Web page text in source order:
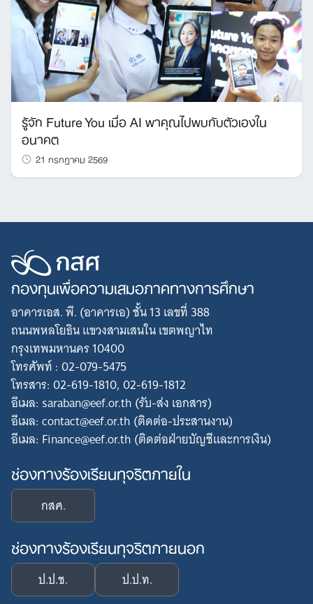
รู้จัก Future You เมื่อ AI พาคุณไปพบกับตัวเองใน
อนาคต
21 กรกฎาคม 2569
กองทุนเพื่อความเสมอภาคทางการศึกษา
อาคารเอส. พี. (อาคารเอ) ชั้น 13 เลขที่ 388
ถนนพหลโยธิน แขวงสามเสนใน เขตพญาไท
กรุงเทพมหานคร 10400
โทรศัพท์ : 02-079-5475
โทรสาร: 02-619-1810, 02-619-1812
อีเมล: saraban@eef.or.th (รับ-ส่ง เอกสาร)
อีเมล: contact@eef.or.th (ติดต่อ-ประสานงาน)
อีเมล: Finance@eef.or.th (ติดต่อฝ่ายบัญชีและการเงิน)
ช่องทางร้องเรียนทุจริตภายใน
กสศ.
ช่องทางร้องเรียนทุจริตภายนอก
ป.ป.ช. ป.ป.ท.